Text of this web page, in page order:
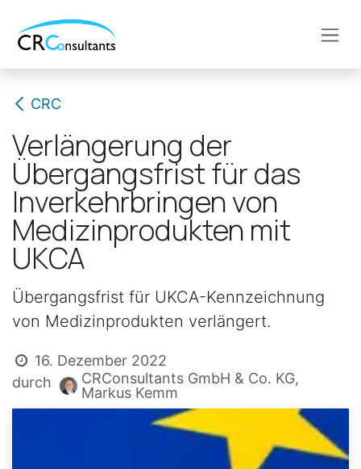
CRC
Verlängerung der
Übergangsfrist für das
Inverkehrbringen von
Medizinprodukten mit
UKCA
Übergangsfrist für UKCA-Kennzeichnung
von Medizinprodukten verlängert.
16. Dezember 2022
durch
CRConsultants GmbH & Co. KG,
Markus Kemm